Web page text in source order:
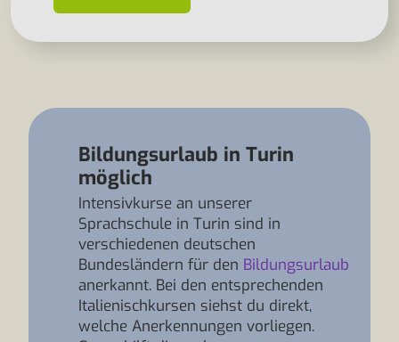
Bildungsurlaub in Turin
möglich
Intensivkurse an unserer
Sprachschule in Turin sind in
verschiedenen deutschen
Bundesländern für den Bildungsurlaub
anerkannt. Bei den entsprechenden
Italienischkursen siehst du direkt,
welche Anerkennungen vorliegen.